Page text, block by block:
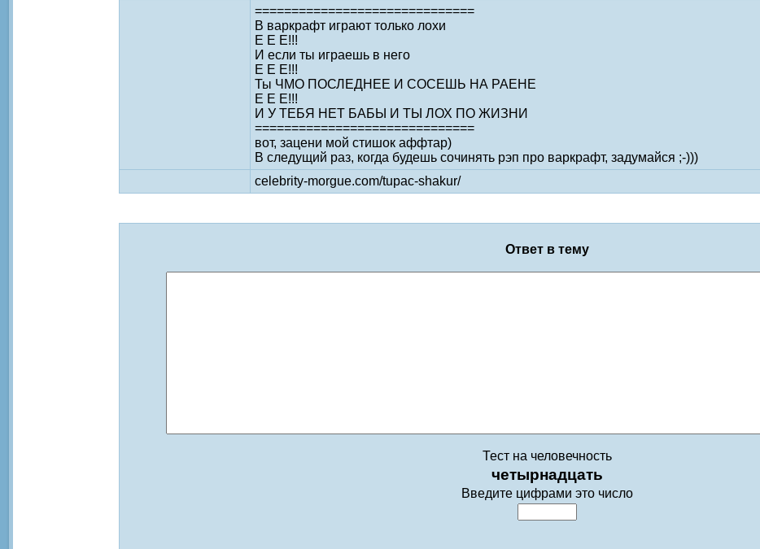
==============================
В варкрафт играют только лохи
Е Е Е!!!
И если ты играешь в него
Е Е Е!!!
Ты ЧМО ПОСЛЕДНЕЕ И СОСЕШЬ НА РАЕНЕ
Е Е Е!!!
И У ТЕБЯ НЕТ БАБЫ И ТЫ ЛОХ ПО ЖИЗНИ
==============================
вот, зацени мой стишок аффтар)
В следущий раз, когда будешь сочинять рэп про варкрафт, задумайся ;-)))
celebrity-morgue.com/tupac-shakur/
Ответ в тему
Тест на человечность
четырнадцать
Введите цифрами это число